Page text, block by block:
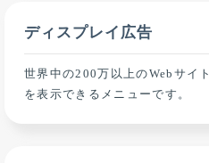
ディスプレイ広告
世界中の200万以上のWebサイ
を表示できるメニューです。